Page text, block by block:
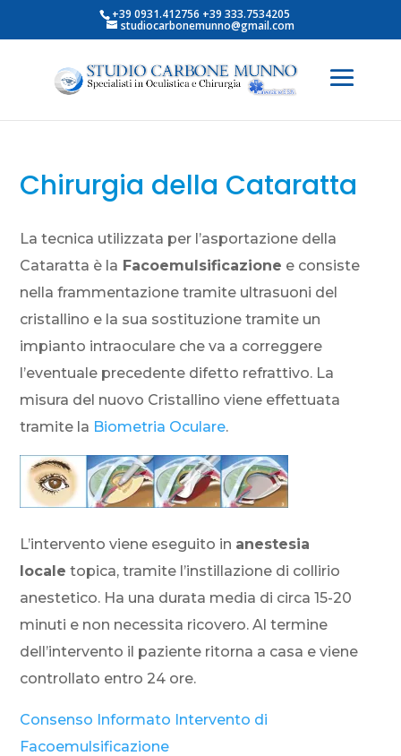
+39 0931.412756 +39 333.7534205
studiocarbonemunno@gmail.com
Chirurgia della Cataratta
La tecnica utilizzata per l’asportazione della
Cataratta è la Facoemulsificazione e consiste
nella frammentazione tramite ultrasuoni del
cristallino e la sua sostituzione tramite un
impianto intraoculare che va a correggere
l’eventuale precedente difetto refrattivo. La
misura del nuovo Cristallino viene effettuata
tramite la Biometria Oculare.
L’intervento viene eseguito in anestesia
locale topica, tramite l’instillazione di collirio
anestetico. Ha una durata media di circa 15-20
minuti e non necessita ricovero. Al termine
dell’intervento il paziente ritorna a casa e viene
controllato entro 24 ore.
Consenso Informato Intervento di
Facoemulsificazione